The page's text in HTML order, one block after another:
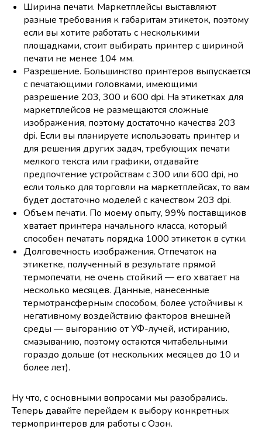
Ширина печати. Маркетплейсы выставляют
разные требования к габаритам этикеток, поэтому
если вы хотите работать с несколькими
площадками, стоит выбирать принтер с шириной
печати не менее 104 мм.
Разрешение. Большинство принтеров выпускается
с печатающими головками, имеющими
разрешение 203, 300 и 600 dpi. На этикетках для
маркетплейсов не размещаются сложные
изображения, поэтому достаточно качества 203
dpi. Если вы планируете использовать принтер и
для решения других задач, требующих печати
мелкого текста или графики, отдавайте
предпочтение устройствам с 300 или 600 dpi, но
если только для торговли на маркетплейсах, то вам
будет достаточно моделей с качеством 203 dpi.
Объем печати. По моему опыту, 99% поставщиков
хватает принтера начального класса, который
способен печатать порядка 1000 этикеток в сутки.
Долговечность изображения. Отпечаток на
этикетке, полученный в результате прямой
термопечати, не очень стойкий — его хватает на
несколько месяцев. Данные, нанесенные
термотрансферным способом, более устойчивы к
негативному воздействию факторов внешней
среды — выгоранию от УФ-лучей, истиранию,
смазыванию, поэтому остаются читабельными
гораздо дольше (от нескольких месяцев до 10 и
более лет).
Ну что, с основными вопросами мы разобрались.
Теперь давайте перейдем к выбору конкретных
термопринтеров для работы с Озон.